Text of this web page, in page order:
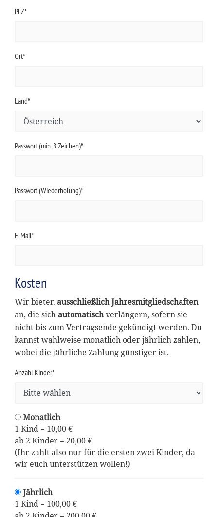
PLZ*
Ort*
Land*
Passwort (min. 8 Zeichen)*
Passwort (Wiederholung)*
E-Mail*
Kosten
Wir bietenausschließlich Jahresmitgliedschaften
an, die sichautomatischverlängern, sofern sie
nicht bis zum Vertragsende gekündigt werden. Du
kannst wahlweise monatlich oder jährlich zahlen,
wobei die jährliche Zahlung günstiger ist.
Anzahl Kinder*
Monatlich
1 Kind = 10,00 €
ab 2 Kinder = 20,00 €
(Ihr zahlt also nur für die ersten zwei Kinder, da
wir euch unterstützen wollen!)
Jährlich
1 Kind = 100,00 €